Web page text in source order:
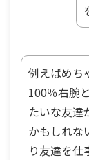
例えばめち
100％右腕
たいな友達
かもしれ
り友達を仕